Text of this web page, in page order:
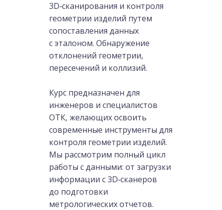
3D‑сканирования и контроля
геометрии изделий путем
сопоставления данных
с эталоном. Обнаружение
отклонений геометрии,
пересечений и коллизий.
Курс предназначен для
инженеров и специалистов
ОТК, желающих освоить
современные инструменты для
контроля геометрии изделий.
Мы рассмотрим полный цикл
работы с данными: от загрузки
информации с 3D‑сканеров
до подготовки
метрологических отчетов.